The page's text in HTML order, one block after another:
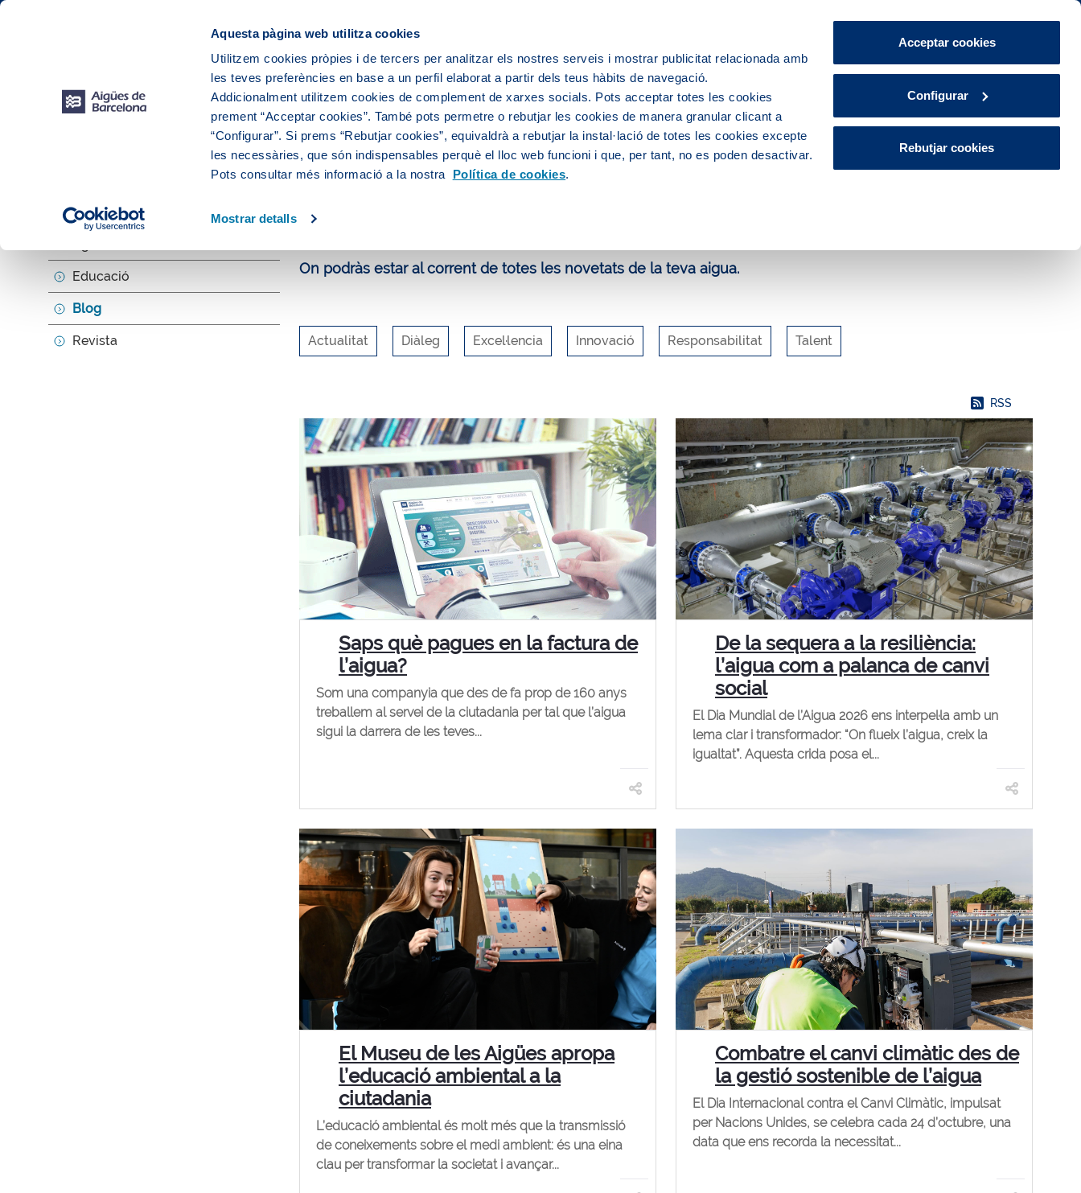
Aquesta pàgina web utilitza cookies
Utilitzem cookies pròpies i de tercers per analitzar els nostres serveis i mostrar publicitat relacionada amb
les teves preferències en base a un perfil elaborat a partir dels teus hàbits de navegació.
Addicionalment utilitzem cookies de complement de xarxes socials. Pots acceptar totes les cookies
prement “Acceptar cookies”. També pots permetre o rebutjar les cookies de manera granular clicant a
“Configurar”. Si prems “Rebutjar cookies”, equivaldrà a rebutjar la instal·lació de totes les cookies excepte
les necessàries, que són indispensables perquè el lloc web funcioni i que, per tant, no es poden desactivar.
Pots consultar més informació a la nostra Política de cookies.
Mostrar detalls
Acceptar cookies
Configurar
Rebutjar cookies
CA ES Àrea de Clients
El teu servei d'aigua L’aigua de la teva ciutat Explora, educa i participa Contacte
Educació
Blog
Revista
Explora, educa i participa Blog
On podràs estar al corrent de totes les novetats de la teva aigua.
Actualitat Diàleg Excel·lencia Innovació Responsabilitat Talent
RSS
Saps què pagues en la factura de
l’aigua?
Som una companyia que des de fa prop de 160 anys
treballem al servei de la ciutadania per tal que l’aigua
sigui la darrera de les teves...
De la sequera a la resiliència:
l’aigua com a palanca de canvi
social
El Dia Mundial de l’Aigua 2026 ens interpel·la amb un
lema clar i transformador: “On flueix l’aigua, creix la
igualtat”. Aquesta crida posa el...
El Museu de les Aigües apropa
l’educació ambiental a la
ciutadania
L’educació ambiental és molt més que la transmissió
de coneixements sobre el medi ambient: és una eina
clau per transformar la societat i avançar...
Combatre el canvi climàtic des de
la gestió sostenible de l’aigua
El Dia Internacional contra el Canvi Climàtic, impulsat
per Nacions Unides, se celebra cada 24 d’octubre, una
data que ens recorda la necessitat...